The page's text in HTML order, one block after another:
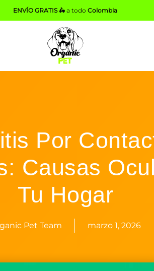
ENVÍO GRATIS 🛵 a todoColombia
Por
Causas
Tu Hogar
Pet Team marzo 1, 2026